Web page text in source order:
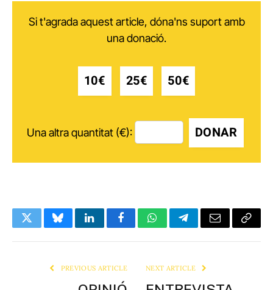
Si t'agrada aquest article, dóna'ns suport amb
una donació.
10€ 25€ 50€
Una altra quantitat (€): DONAR
TwitterBlueskyLinkedInFacebookWhatsAppTelegramEmail Copy
PREVIOUS ARTICLE NEXT ARTICLE